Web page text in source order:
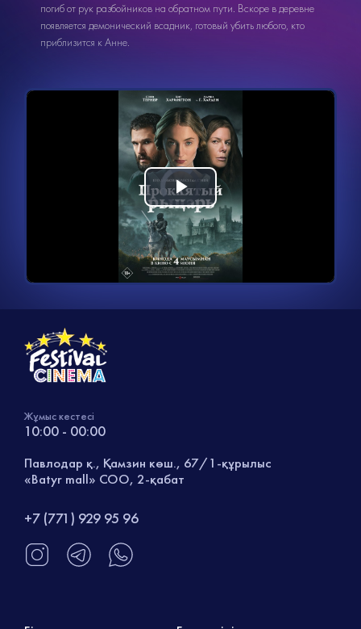
погиб от рук разбойников на обратном пути. Вскоре в деревне
появляется демонический всадник, готовый убить любого, кто
приблизится к Анне.
Видеоплеер
загружается.
Воспроизвести
видео
Жұмыс кестесі
10:00 - 00:00
Павлодар қ., Қамзин көш., 67/1-құрылыс
«Batyr mall» СОО, 2-қабат
+7 (771) 929 95 96